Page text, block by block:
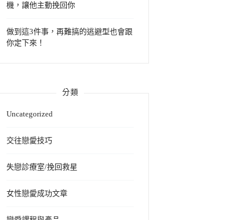
機，讓他主動挽回你
做到這3件事，再難搞的逃避型也會跟
你定下來！
分類
Uncategorized
交往戀愛技巧
失戀診療室/挽回救星
女性戀愛成功文章